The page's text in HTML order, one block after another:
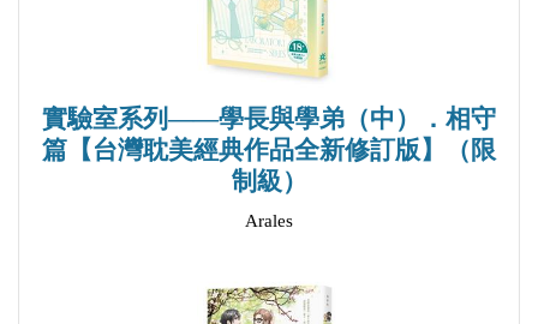
實驗室系列——學長與學弟（中）．相守
篇【台灣耽美經典作品全新修訂版】（限
制級）
Arales